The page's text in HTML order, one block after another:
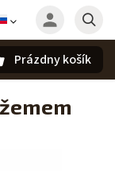
Prázdny košík